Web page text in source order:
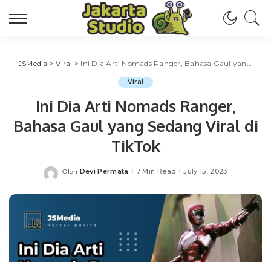
JSMedia >Viral > Ini Dia Arti Nomads Ranger, Bahasa Gaul yang Sedang Viral di TikTok
Viral
Ini Dia Arti Nomads Ranger,
Bahasa Gaul yang Sedang Viral di
TikTok
Posted
Oleh Devi Permata 7 Min Read July 15, 2023